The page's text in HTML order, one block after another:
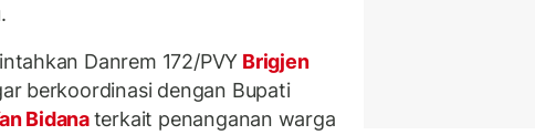
Danrem 172/PVY Brigjen
berkoordinasi dengan Bupati
Bidanaterkait penanganan warga